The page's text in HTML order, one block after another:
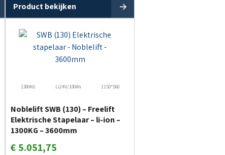
Product bekijken
1300KG Li24V/100Ah 1150*560
Noblelift SWB (130) – Freelift
Elektrische Stapelaar – li-ion –
1300KG – 3600mm
€ 5.051,75